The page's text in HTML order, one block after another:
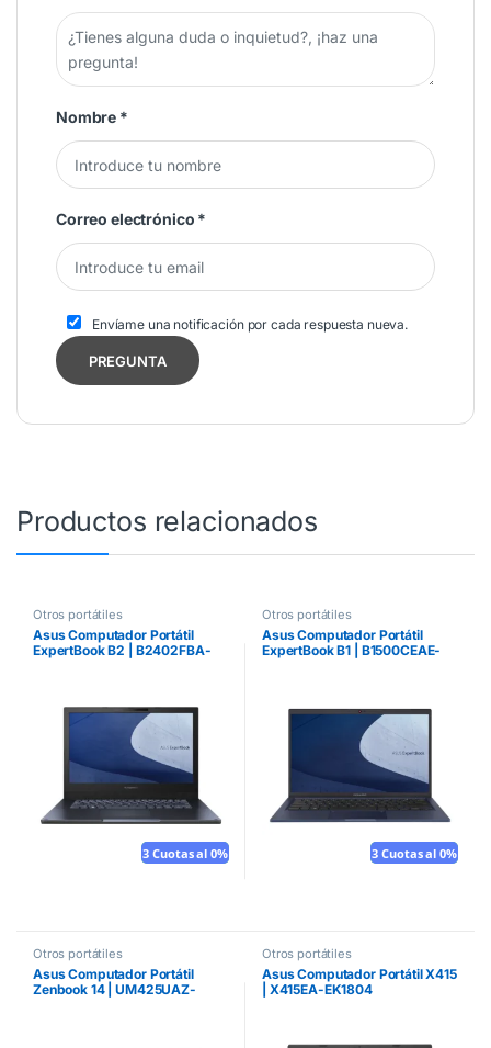
Nombre *
Correo electrónico *
Envíame una notificación por cada respuesta nueva.
Productos relacionados
Otros portátiles
Asus Computador Portátil
ExpertBook B2 | B2402FBA-
Mouse gratis
3 Cuotas al 0%
Otros portátiles
Asus Computador Portátil
ExpertBook B1 | B1500CEAE-
Mouse gratis
3 Cuotas al 0%
Otros portátiles
Asus Computador Portátil
Zenbook 14 | UM425UAZ-
Otros portátiles
Asus Computador Portátil X415
| X415EA-EK1804